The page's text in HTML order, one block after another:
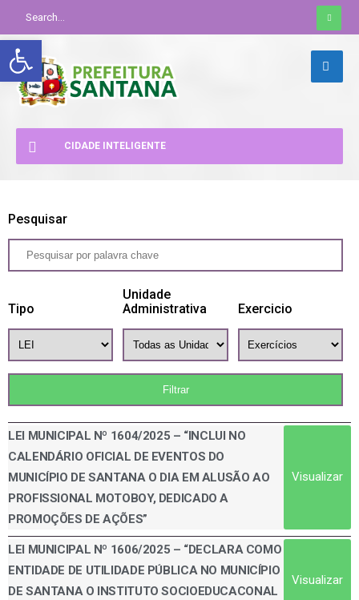
CIDADE INTELIGENTE
Pesquisar
Tipo
Unidade
Administrativa
Exercicio
LEI MUNICIPAL Nº 1604/2025 – “INCLUI NO
CALENDÁRIO OFICIAL DE EVENTOS DO
MUNICÍPIO DE SANTANA O DIA EM ALUSÃO AO
PROFISSIONAL MOTOBOY, DEDICADO A
PROMOÇÕES DE AÇÕES”
Visualizar
LEI MUNICIPAL Nº 1606/2025 – “DECLARA COMO
ENTIDADE DE UTILIDADE PÚBLICA NO MUNICÍPIO
DE SANTANA O INSTITUTO SOCIOEDUCACONAL
Visualizar
Abrir a barra de ferramentas